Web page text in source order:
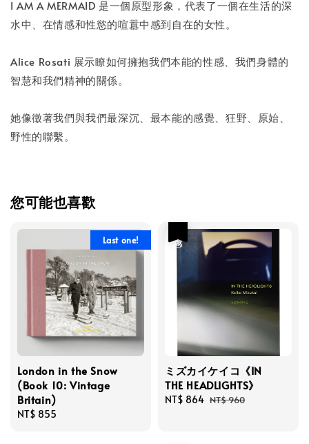
NT$ 50
NT$ 100
- +
加入購物車
I AM A MERMAID 是一個原型形象，代表了一個在生活的深
水中、在情感和性慾的喧囂中感到自在的女性。
Alice Rosati 展示瞭如何擁抱我們本能的性感、我們身體的
智慧和我們精神的關係。
她像徵著我們與我們最深沉、最本能的感覺、狂野、原始、
野性的聯繫。
您可能也喜歡
Last one!
London in the Snow
(Book 10: Vintage
Britain)
Regular
NT$ 855
ミズカイケイコ《IN
THE HEADLIGHTS》
Sale
NT$ 864 Regular
NT$ 960